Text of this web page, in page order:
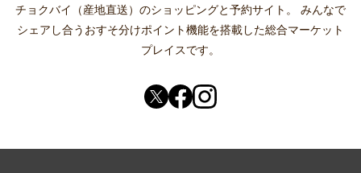
チョクバイ（産地直送） のショッピングと予約サイト。
みんなで
シェアし合う おすそ分けポイント機能を搭載した総合マーケット
プレイスです。